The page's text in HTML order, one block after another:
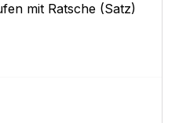
mit Ratsche (Satz)